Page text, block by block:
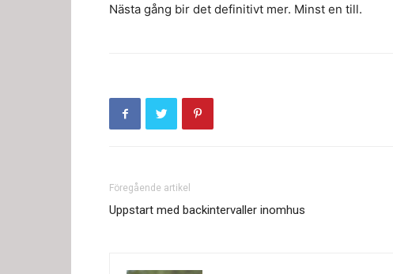
Nästa gång bir det definitivt mer. Minst en till.
Föregående artikel
Uppstart med backintervaller inomhus